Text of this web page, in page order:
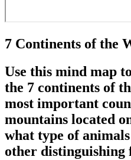
7 Continents of the
Use this mind map
the 7 continents of
most important
mountains located
what type of
other distinguishing